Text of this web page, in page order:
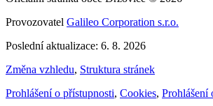
Provozovatel Galileo Corporation s.r.o.
Poslední aktualizace: 6. 8. 2026
Změna vzhledu, Struktura stránek
Prohlášení o přístupnosti, Cookies, Prohlášení